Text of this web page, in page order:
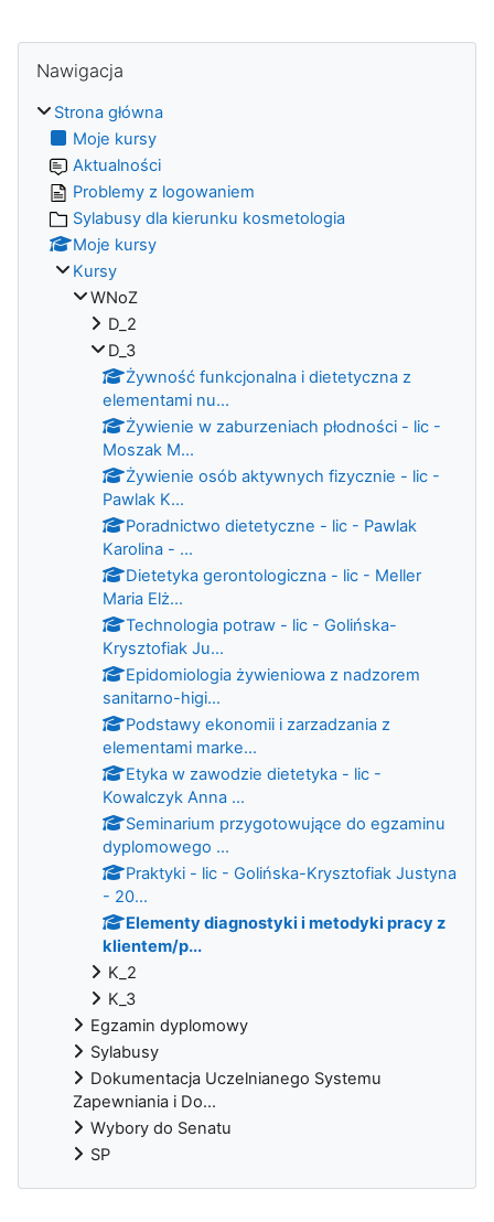
Bloki
Nawigacja
Strona główna
Moje kursy
Aktualności
Problemy z logowaniem
Sylabusy dla kierunku kosmetologia
Moje kursy
Kursy
WNoZ
D_2
D_3
Żywność funkcjonalna i dietetyczna z
elementami nu...
Żywienie w zaburzeniach płodności - lic -
Moszak M...
Żywienie osób aktywnych fizycznie - lic -
Pawlak K...
Poradnictwo dietetyczne - lic - Pawlak
Karolina - ...
Dietetyka gerontologiczna - lic - Meller
Maria Elż...
Technologia potraw - lic - Golińska-
Krysztofiak Ju...
Epidomiologia żywieniowa z nadzorem
sanitarno-higi...
Podstawy ekonomii i zarzadzania z
elementami marke...
Etyka w zawodzie dietetyka - lic -
Kowalczyk Anna ...
Seminarium przygotowujące do egzaminu
dyplomowego ...
Praktyki - lic - Golińska-Krysztofiak Justyna
- 20...
Elementy diagnostyki i metodyki pracy z
klientem/p...
K_2
K_3
Egzamin dyplomowy
Sylabusy
Dokumentacja Uczelnianego Systemu
Zapewniania i Do...
Wybory do Senatu
SP